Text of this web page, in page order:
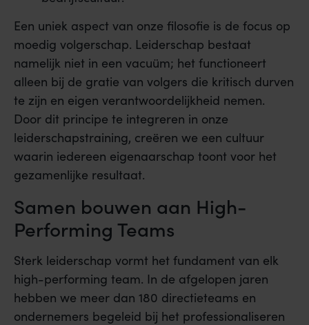
Een uniek aspect van onze filosofie is de focus op
moedig volgerschap. Leiderschap bestaat
namelijk niet in een vacuüm; het functioneert
alleen bij de gratie van volgers die kritisch durven
te zijn en eigen verantwoordelijkheid nemen.
Door dit principe te integreren in onze
leiderschapstraining, creëren we een cultuur
waarin iedereen eigenaarschap toont voor het
gezamenlijke resultaat.
Samen bouwen aan High-
Performing Teams
Sterk leiderschap vormt het fundament van elk
high-performing team. In de afgelopen jaren
hebben we meer dan 180 directieteams en
ondernemers begeleid bij het professionaliseren